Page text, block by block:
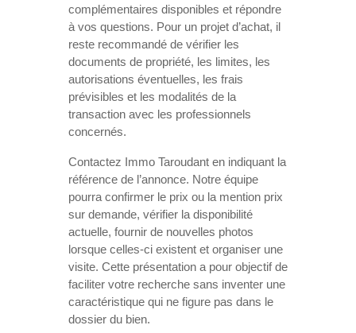
complémentaires disponibles et répondre
à vos questions. Pour un projet d’achat, il
reste recommandé de vérifier les
documents de propriété, les limites, les
autorisations éventuelles, les frais
prévisibles et les modalités de la
transaction avec les professionnels
concernés.
Contactez Immo Taroudant en indiquant la
référence de l’annonce. Notre équipe
pourra confirmer le prix ou la mention prix
sur demande, vérifier la disponibilité
actuelle, fournir de nouvelles photos
lorsque celles-ci existent et organiser une
visite. Cette présentation a pour objectif de
faciliter votre recherche sans inventer une
caractéristique qui ne figure pas dans le
dossier du bien.